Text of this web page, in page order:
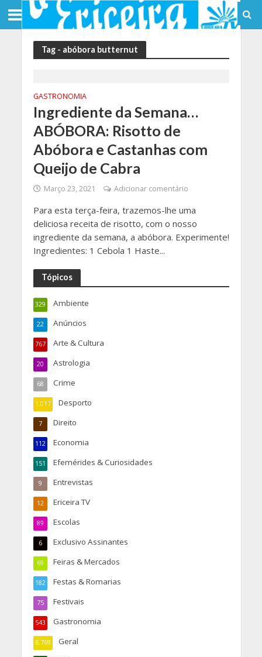
Tag - abóbora butternut
GASTRONOMIA
Ingrediente da Semana…
ABÓBORA: Risotto de
Abóbora e Castanhas com
Queijo de Cabra
Março 23, 2021 Adicionar comentário
Para esta terça-feira, trazemos-lhe uma
deliciosa receita de risotto, com o nosso
ingrediente da semana, a abóbora. Experimente!
Ingredientes: 1 Cebola 1 Haste...
Tópicos
Ambiente
329
Anúncios
22
Arte & Cultura
767
Astrologia
20
Crime
68
Desporto
1.017
Direito
7
Economia
112
Efemérides & Curiosidades
151
Entrevistas
9
Ericeira TV
12
Escolas
89
Exclusivo Assinantes
6
Feiras & Mercados
69
Festas & Romarias
182
Festivais
75
Gastronomia
543
Geral
6.769